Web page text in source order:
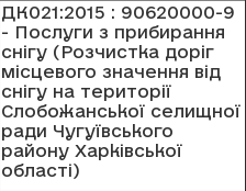
ДК021:2015 : 90620000-9
- Послуги з прибирання
снігу (Розчистка доріг
місцевого значення від
снігу на території
Слобожанської селищної
ради Чугуївського
району Харківської
області)